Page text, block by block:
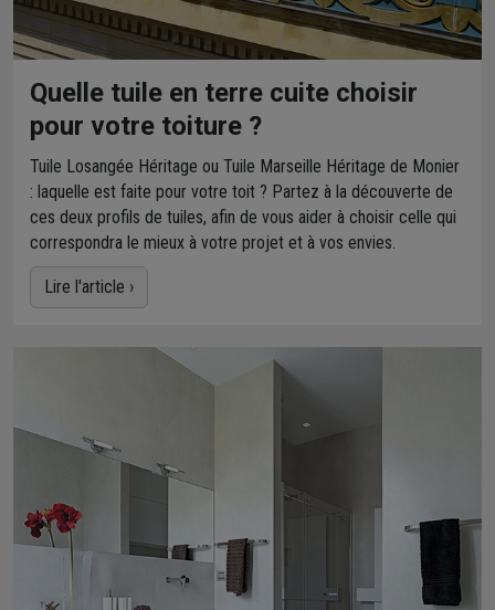
Quelle tuile en terre cuite choisir
pour votre toiture ?
Tuile Losangée Héritage ou Tuile Marseille Héritage de Monier
: laquelle est faite pour votre toit ? Partez à la découverte de
ces deux profils de tuiles, afin de vous aider à choisir celle qui
correspondra le mieux à votre projet et à vos envies.
Lire l'article ›